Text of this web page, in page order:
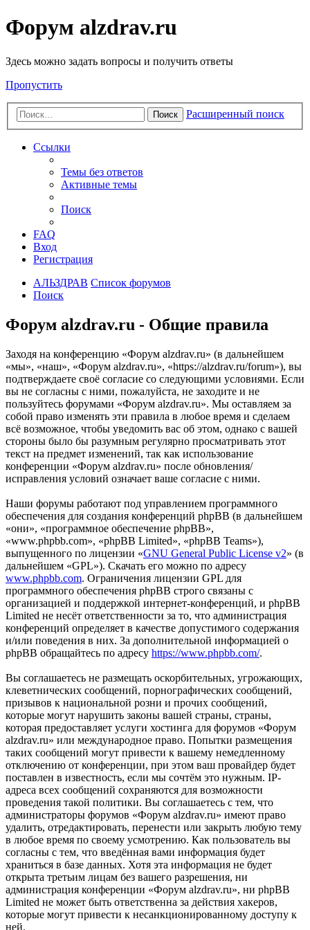
Форум alzdrav.ru
Здесь можно задать вопросы и получить ответы
Пропустить
Поиск Расширенный поиск
Ссылки
Темы без ответов
Активные темы
Поиск
FAQ
Вход
Регистрация
АЛЬЗДРАВ Список форумов
Поиск
Форум alzdrav.ru - Общие правила
Заходя на конференцию «Форум alzdrav.ru» (в дальнейшем
«мы», «наш», «Форум alzdrav.ru», «https://alzdrav.ru/forum»), вы
подтверждаете своё согласие со следующими условиями. Если
вы не согласны с ними, пожалуйста, не заходите и не
пользуйтесь форумами «Форум alzdrav.ru». Мы оставляем за
собой право изменять эти правила в любое время и сделаем
всё возможное, чтобы уведомить вас об этом, однако с вашей
стороны было бы разумным регулярно просматривать этот
текст на предмет изменений, так как использование
конференции «Форум alzdrav.ru» после обновления/
исправления условий означает ваше согласие с ними.
Наши форумы работают под управлением программного
обеспечения для создания конференций phpBB (в дальнейшем
«они», «программное обеспечение phpBB»,
«www.phpbb.com», «phpBB Limited», «phpBB Teams»),
выпущенного по лицензии «GNU General Public License v2» (в
дальнейшем «GPL»). Скачать его можно по адресу
www.phpbb.com. Ограничения лицензии GPL для
программного обеспечения phpBB строго связаны с
организацией и поддержкой интернет-конференций, и phpBB
Limited не несёт ответственности за то, что администрация
конференций определяет в качестве допустимого содержания
и/или поведения в них. За дополнительной информацией о
phpBB обращайтесь по адресу https://www.phpbb.com/.
Вы соглашаетесь не размещать оскорбительных, угрожающих,
клеветнических сообщений, порнографических сообщений,
призывов к национальной розни и прочих сообщений,
которые могут нарушить законы вашей страны, страны,
которая предоставляет услуги хостинга для форумов «Форум
alzdrav.ru» или международное право. Попытки размещения
таких сообщений могут привести к вашему немедленному
отключению от конференции, при этом ваш провайдер будет
поставлен в известность, если мы сочтём это нужным. IP-
адреса всех сообщений сохраняются для возможности
проведения такой политики. Вы соглашаетесь с тем, что
администраторы форумов «Форум alzdrav.ru» имеют право
удалить, отредактировать, перенести или закрыть любую тему
в любое время по своему усмотрению. Как пользователь вы
согласны с тем, что введённая вами информация будет
храниться в базе данных. Хотя эта информация не будет
открыта третьим лицам без вашего разрешения, ни
администрация конференции «Форум alzdrav.ru», ни phpBB
Limited не может быть ответственна за действия хакеров,
которые могут привести к несанкционированному доступу к
ней.